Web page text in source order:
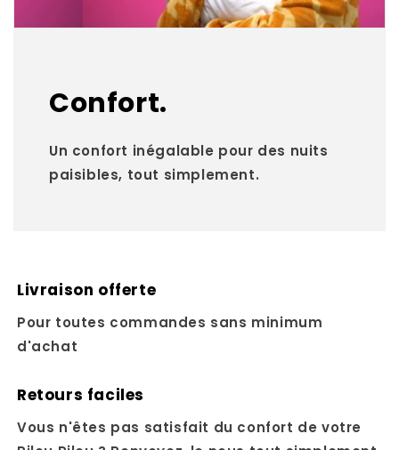
Confort.
Un confort inégalable pour des nuits
paisibles, tout simplement.
Livraison offerte
Pour toutes commandes sans minimum
d'achat
Retours faciles
Vous n'êtes pas satisfait du confort de votre